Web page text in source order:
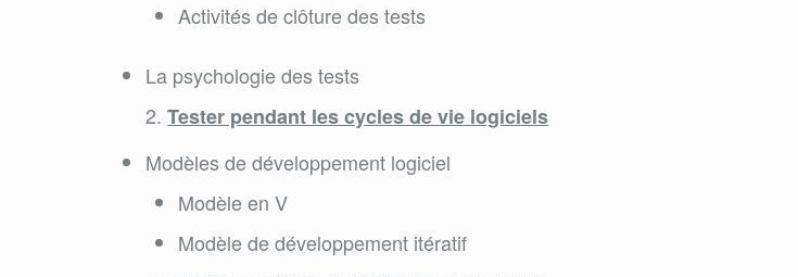
Activités de clôture des tests
La psychologie des tests
Tester pendant les cycles de vie logiciels
Modèles de développement logiciel
Modèle en V
Modèle de développement itératif